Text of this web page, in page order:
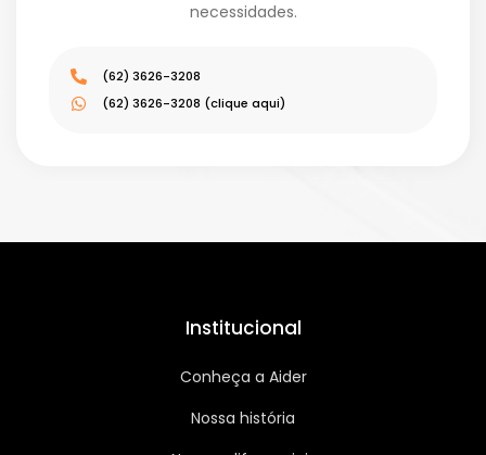
necessidades.
(62) 3626-3208
(62) 3626-3208 (clique aqui)
Institucional
Conheça a Aider
Nossa história